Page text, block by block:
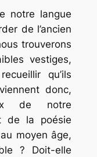
notre langue
de l’ancien
trouverons
vestiges,
qu’ils
donc,
de notre
de la poésie
moyen âge,
? Doit-elle